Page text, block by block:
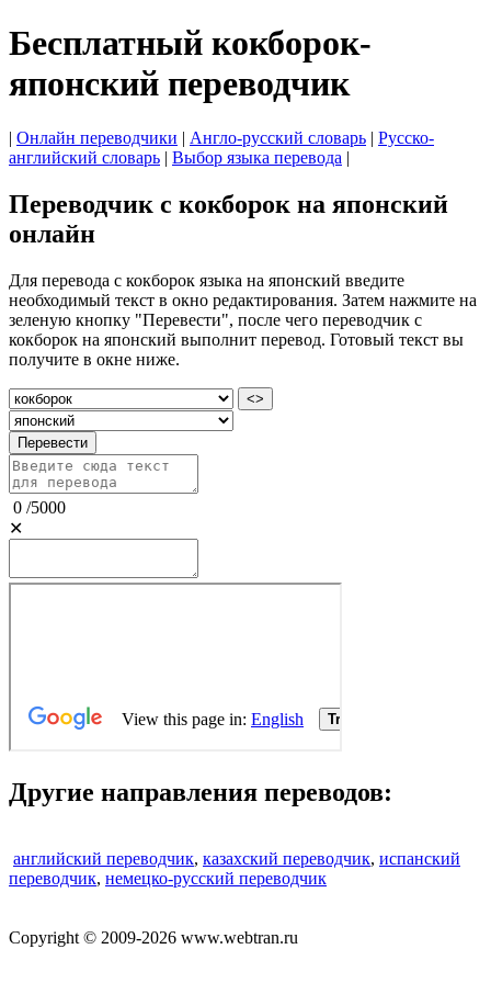
Бесплатный кокборок-
японский переводчик
| Онлайн переводчики | Англо-русский словарь | Русско-
английский словарь | Выбор языка перевода |
Переводчик с кокборок на японский
онлайн
Для перевода с кокборок языка на японский введите
необходимый текст в окно редактирования. Затем нажмите на
зеленую кнопку "Перевести", после чего переводчик с
кокборок на японский выполнит перевод. Готовый текст вы
получите в окне ниже.
<>
Перевести
0 /5000
✕
Другие направления переводов:
английский переводчик, казахский переводчик, испанский
переводчик, немецко-русский переводчик
Copyright © 2009-2026 www.webtran.ru